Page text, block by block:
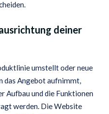
deiner
umstellt oder neue
das Angebot aufnimmt,
Aufbau und die Funktionen
werden. Die Website